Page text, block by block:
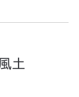
土